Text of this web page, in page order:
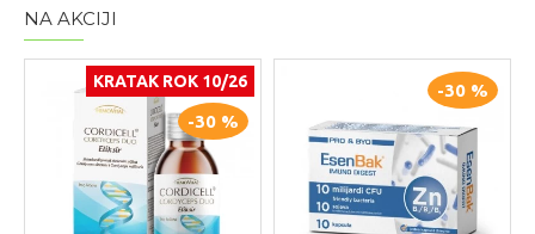
NA AKCIJI
KRATAK ROK 10/26
-30 %
-30 %